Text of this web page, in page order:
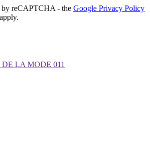
by reCAPTCHA - the Google Privacy Policy
apply.
LA MODE 011